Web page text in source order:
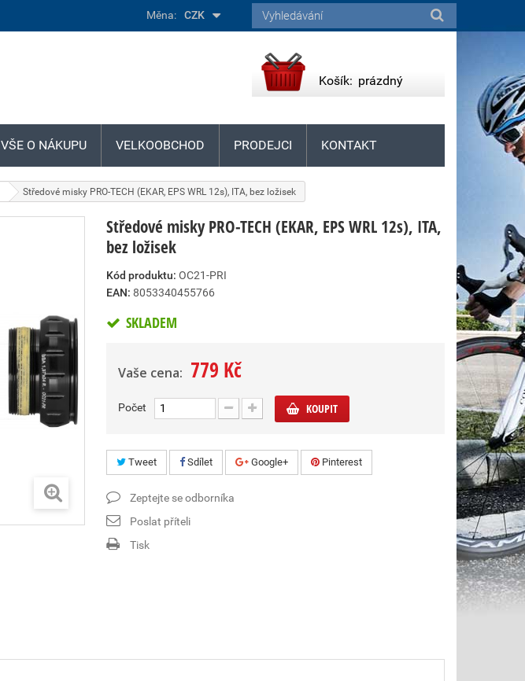
Středové misky PRO-TECH (EKAR, EPS WRL 12s), ITA, bez ložisek
Středové misky PRO-TECH (EKAR, EPS WRL 12s), ITA,
bez ložisek
Kód produktu: OC21-PRI
EAN: 8053340455766
SKLADEM
Vaše cena: 779 Kč
Počet KOUPIT
Tweet Sdílet Google+ Pinterest
Zeptejte se odborníka
Poslat příteli
Tisk
Měna: CZK
Košík: prázdný
VŠE O NÁKUPU VELKOOBCHOD PRODEJCI KONTAKT